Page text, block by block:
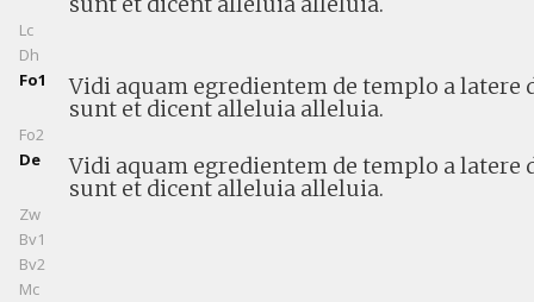
Lc
Dh
Fo1
Vidi aquam egredientem de templo a
sunt et dicent alleluia alleluia.
Fo2
De
Vidi aquam egredientem de templo a
sunt et dicent alleluia alleluia.
Zw
Bv1
Bv2
Mc